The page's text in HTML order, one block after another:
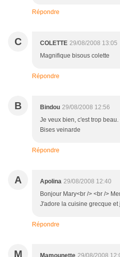
Répondre
C COLETTE 29/08/2008 13:05
Magnifique bisous colette
Répondre
B Bindou 29/08/2008 12:56
Je veux bien, c'est trop
Bises veinarde
Répondre
A Apolina 29/08/2008 12:40
Bonjour Mary<br /> <br />
J'adore la cuisine grecque
Répondre
M Mamounette 29/08/2008